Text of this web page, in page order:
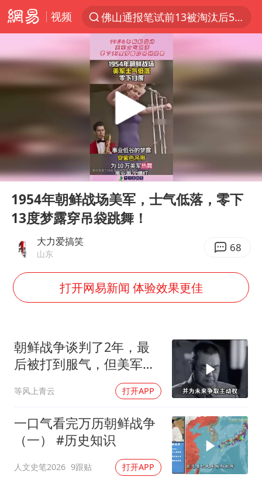
视频
佛山通报笔试前13被淘汰后5名进体检
国防部回应日本试射“战斧”导弹
A股三大股指收涨
江苏发布台风蓝色预警
宇树科技中一签需缴款7.54万元
“立秋的第一杯奶茶”又爆单了
向鹏0-3不敌张本智和
今日立秋你咬秋了吗
公司“上四休三”但要降薪1000元
东方之约 相约未来
Play
00:00
1954年朝鲜战场美军，士气低落，零下
13度梦露穿吊袋跳舞！
大力爱搞笑
山东 68
打开网易新闻 体验效果更佳
朝鲜战争谈判了2年，最
后被打到服气，但美军做
等风上青云 打开APP
一口气看完万历朝鲜战争
（一） #历史知识
人文史笔2026 9跟贴 打开APP